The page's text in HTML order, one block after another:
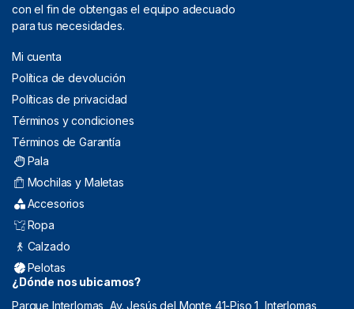
con el fin de obtengas el equipo adecuado
para tus necesidades.
Mi cuenta
Política de devolución
Políticas de privacidad
Términos y condiciones
Términos de Garantía
Pala
Mochilas y Maletas
Accesorios
Ropa
Calzado
Pelotas
¿Dónde nos ubicamos?
Parque Interlomas, Av. Jesús del Monte 41-Piso 1, Interlomas,